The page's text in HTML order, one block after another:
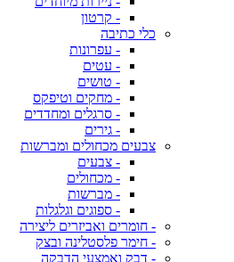
- קרטון
כלי כתיבה
- עפרונות
- עטים
- טושים
- מחקים וטיפקס
- סרגלים ומחדדים
- גירים
צבעים מכחולים ומברשות
- צבעים
- מכחולים
- מברשות
- ספוגים וגלגלות
- חומרים ואביזרים ליצירה
- חימר פלסטלינה ובצק
- דבק ואמצעי הדבקה